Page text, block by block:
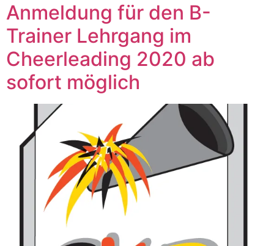
Anmeldung für den B-
Trainer Lehrgang im
Cheerleading 2020 ab
sofort möglich